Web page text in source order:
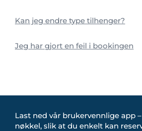
Kan jeg endre type tilhenger?
Jeg har gjort en feil i bookingen
Last ned vår brukervennlige app
nøkkel, slik at du enkelt kan